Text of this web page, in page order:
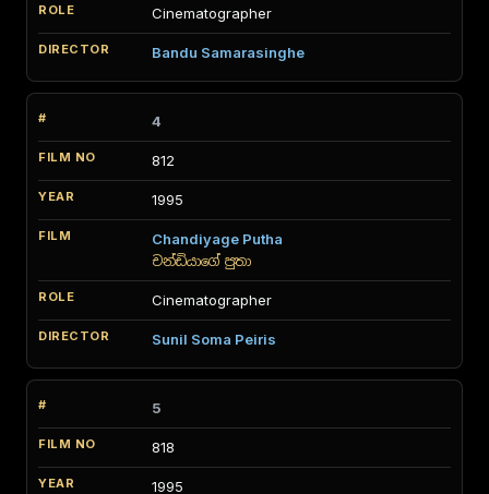
Cinematographer
Bandu Samarasinghe
4
812
1995
Chandiyage Putha
චන්ඩියාගේ පුතා
Cinematographer
Sunil Soma Peiris
5
818
1995